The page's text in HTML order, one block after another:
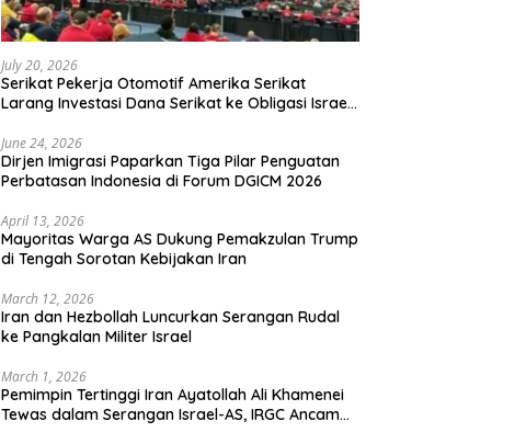
July 20, 2026
Serikat Pekerja Otomotif Amerika Serikat
Larang Investasi Dana Serikat ke Obligasi Israel,
June 24, 2026
Dirjen Imigrasi Paparkan Tiga Pilar Penguatan
Perbatasan Indonesia di Forum DGICM 2026
April 13, 2026
Mayoritas Warga AS Dukung Pemakzulan Trump
di Tengah Sorotan Kebijakan Iran
March 12, 2026
Iran dan Hezbollah Luncurkan Serangan Rudal
ke Pangkalan Militer Israel
March 1, 2026
Pemimpin Tertinggi Iran Ayatollah Ali Khamenei
Tewas dalam Serangan Israel-AS, IRGC Ancam